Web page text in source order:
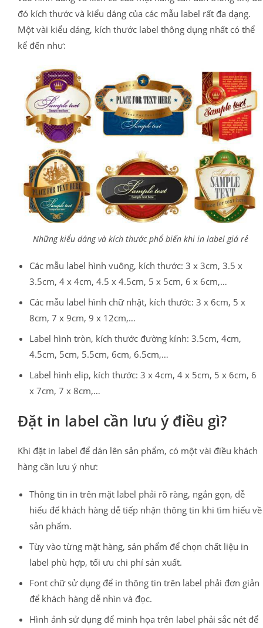
đó kích thước và kiểu dáng của các mẫu label rất đa dạng.
Một vài kiểu dáng, kích thước label thông dụng nhất có thể
kể đến như:
Những kiểu dáng và kích thước phổ biến khi in label giá rẻ
Các mẫu label hình vuông, kích thước: 3 x 3cm, 3.5 x
3.5cm, 4 x 4cm, 4.5 x 4.5cm, 5 x 5cm, 6 x 6cm,…
Các mẫu label hình chữ nhật, kích thước: 3 x 6cm, 5 x
8cm, 7 x 9cm, 9 x 12cm,…
Label hình tròn, kích thước đường kính: 3.5cm, 4cm,
4.5cm, 5cm, 5.5cm, 6cm, 6.5cm,…
Label hình elip, kích thước: 3 x 4cm, 4 x 5cm, 5 x 6cm, 6
x 7cm, 7 x 8cm,…
Đặt in label cần lưu ý điều gì?
Khi đặt in label để dán lên sản phẩm, có một vài điều khách
hàng cần lưu ý như:
Thông tin in trên mặt label phải rõ ràng, ngắn gọn, dễ
hiểu để khách hàng dễ tiếp nhận thông tin khi tìm hiểu về
sản phẩm.
Tùy vào từng mặt hàng, sản phẩm để chọn chất liệu in
label phù hợp, tối ưu chi phí sản xuất.
Font chữ sử dụng để in thông tin trên label phải đơn giản
để khách hàng dễ nhìn và đọc.
Hình ảnh sử dụng để minh họa trên label phải sắc nét để